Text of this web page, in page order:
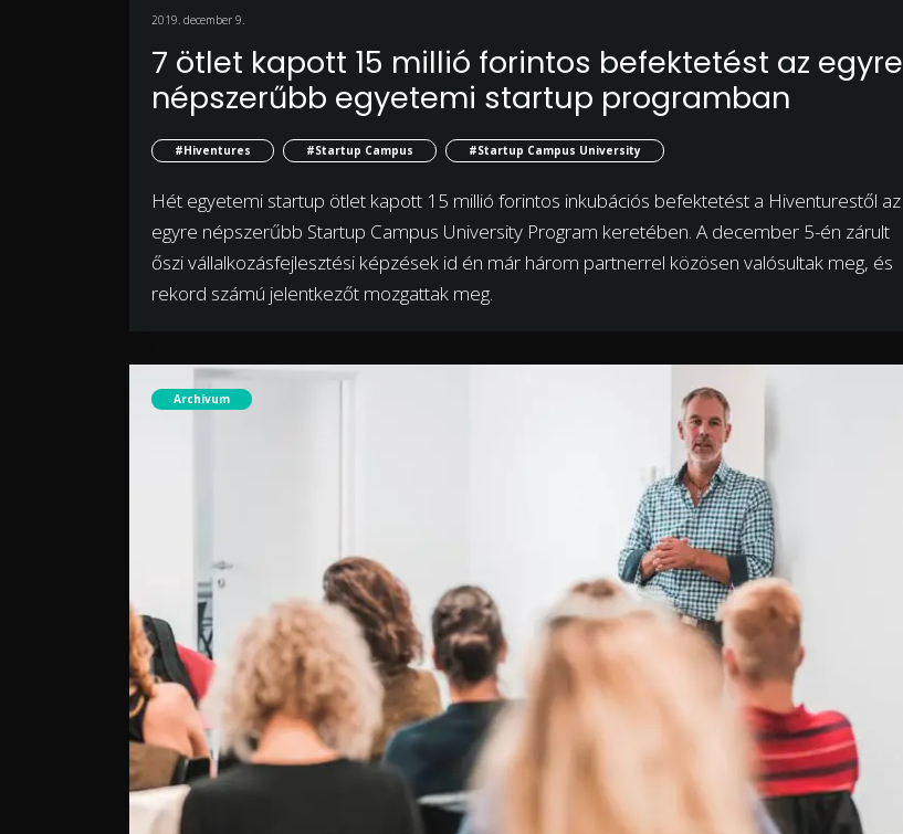
2019. december 9.
7 ötlet kapott 15 millió forintos befektetést az egyre
népszerűbb egyetemi startup programban
#Hiventures #Startup Campus #Startup Campus University
Hét egyetemi startup ötlet kapott 15 millió forintos inkubációs befektetést a Hiventurestől az
egyre népszerűbb Startup Campus University Program keretében. A december 5-én zárult
őszi vállalkozásfejlesztési képzések id én már három partnerrel közösen valósultak meg, és
rekord számú jelentkezőt mozgattak meg.
Archívum